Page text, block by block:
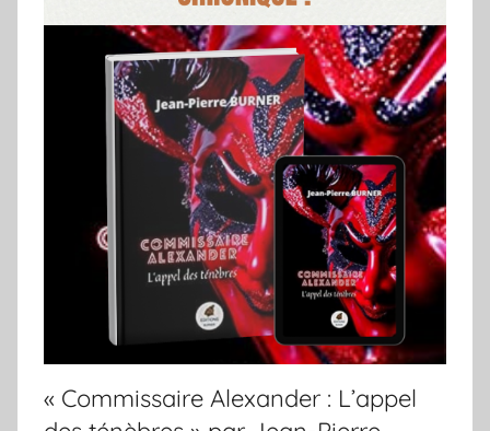
« Commissaire Alexander : L’appel